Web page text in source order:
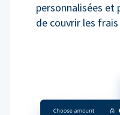
personnalisées et
de couvrir les